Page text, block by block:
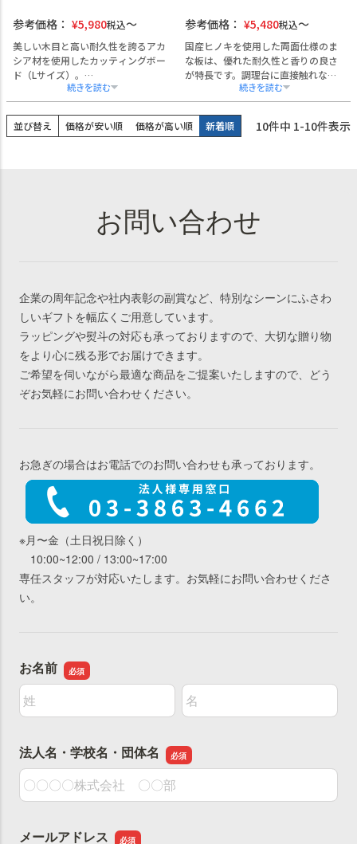
参考価格： ¥5,980税込
美しい木目と高い耐久性を誇るアカ
シア材を使用したカッティングボー
ド（Lサイズ）。
名入れや社名・ロゴの彫刻が可能
で、飲食店の開業祝いや周年記念、
ノベルティとしてもご活用いただけ
ます。
熨斗・ラッピングにも対応可能で
参考価格： ¥5,480税込
国産ヒノキを使用した両面仕様のま
な板は、優れた耐久性と香りの良さ
が特長です。調理台に直接触れない
浮かせ構造により、衛生的かつ乾燥
しやすく、厨房での実用性を高めま
す。自立可能な設計により、省スペ
ース収納も実現。両面の使い分けも
や梅などのモチーフをあしらったデ
ザインにメッセージや記念日を添え
贈答用途にも柔軟に対応可能です。
並び替え 価格が安い順 価格が高い順 新着順 10件中 1-10件表示